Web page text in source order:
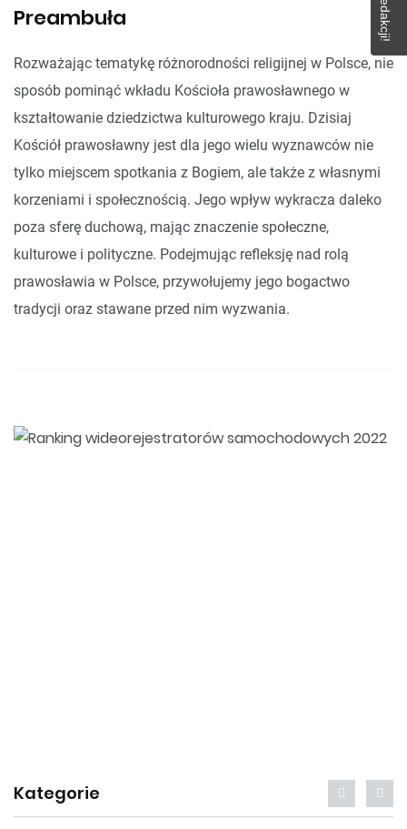
Preambuła
Rozważając tematykę różnorodności religijnej w Polsce, nie
sposób pominąć wkładu Kościoła prawosławnego w
kształtowanie dziedzictwa kulturowego kraju. Dzisiaj
Kościół prawosławny jest dla jego wielu wyznawców nie
tylko miejscem spotkania z Bogiem, ale także z własnymi
korzeniami i społecznością. Jego wpływ wykracza daleko
poza sferę duchową, mając znaczenie społeczne,
kulturowe i polityczne. Podejmując refleksję nad rolą
prawosławia w Polsce, przywołujemy jego bogactwo
tradycji oraz stawane przed nim wyzwania.
Kategorie